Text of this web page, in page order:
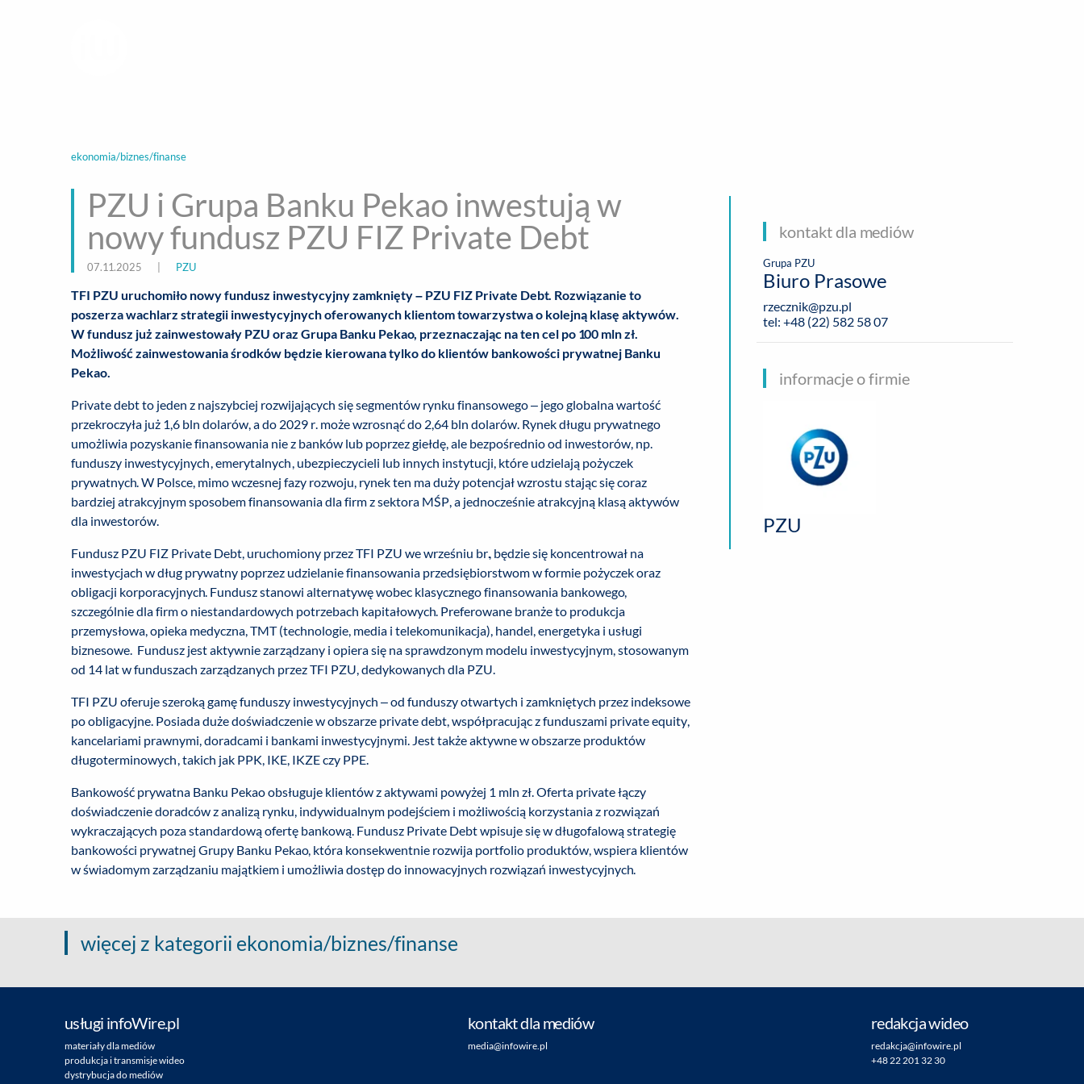
ekonomia/biznes/finanse
PZU i Grupa Banku Pekao inwestują w
nowy fundusz PZU FIZ Private Debt
07.11.2025 PZU
TFI PZU uruchomiło nowy fundusz inwestycyjny zamknięty – PZU FIZ Private Debt. Rozwiązanie to
poszerza wachlarz strategii inwestycyjnych oferowanych klientom towarzystwa o kolejną klasę aktywów.
W fundusz już zainwestowały PZU oraz Grupa Banku Pekao, przeznaczając na ten cel po 100 mln zł.
Możliwość zainwestowania środków będzie kierowana tylko do klientów bankowości prywatnej Banku
Pekao.
Private debt to jeden z najszybciej rozwijających się segmentów rynku finansowego – jego globalna wartość
przekroczyła już 1,6 bln dolarów, a do 2029 r. może wzrosnąć do 2,64 bln dolarów. Rynek długu prywatnego
umożliwia pozyskanie finansowania nie z banków lub poprzez giełdę, ale bezpośrednio od inwestorów, np.
funduszy inwestycyjnych, emerytalnych, ubezpieczycieli lub innych instytucji, które udzielają pożyczek
prywatnych. W Polsce, mimo wczesnej fazy rozwoju, rynek ten ma duży potencjał wzrostu stając się coraz
bardziej atrakcyjnym sposobem finansowania dla firm z sektora MŚP, a jednocześnie atrakcyjną klasą aktywów
dla inwestorów.
Fundusz PZU FIZ Private Debt, uruchomiony przez TFI PZU we wrześniu br., będzie się koncentrował na
inwestycjach w dług prywatny poprzez udzielanie finansowania przedsiębiorstwom w formie pożyczek oraz
obligacji korporacyjnych. Fundusz stanowi alternatywę wobec klasycznego finansowania bankowego,
szczególnie dla firm o niestandardowych potrzebach kapitałowych. Preferowane branże to produkcja
przemysłowa, opieka medyczna, TMT (technologie, media i telekomunikacja), handel, energetyka i usługi
biznesowe. Fundusz jest aktywnie zarządzany i opiera się na sprawdzonym modelu inwestycyjnym, stosowanym
od 14 lat w funduszach zarządzanych przez TFI PZU, dedykowanych dla PZU.
TFI PZU oferuje szeroką gamę funduszy inwestycyjnych – od funduszy otwartych i zamkniętych przez indeksowe
po obligacyjne. Posiada duże doświadczenie w obszarze private debt, współpracując z funduszami private equity,
kancelariami prawnymi, doradcami i bankami inwestycyjnymi. Jest także aktywne w obszarze produktów
długoterminowych, takich jak PPK, IKE, IKZE czy PPE.
Bankowość prywatna Banku Pekao obsługuje klientów z aktywami powyżej 1 mln zł. Oferta private łączy
doświadczenie doradców z analizą rynku, indywidualnym podejściem i możliwością korzystania z rozwiązań
wykraczających poza standardową ofertę bankową. Fundusz Private Debt wpisuje się w długofalową strategię
bankowości prywatnej Grupy Banku Pekao, która konsekwentnie rozwija portfolio produktów, wspiera klientów
w świadomym zarządzaniu majątkiem i umożliwia dostęp do innowacyjnych rozwiązań inwestycyjnych.
kontakt dla mediów
Grupa PZU
Biuro Prasowe
rzecznik@pzu.pl
tel: +48 (22) 582 58 07
informacje o firmie
PZU
więcej z kategorii ekonomia/biznes/finanse
usługi infoWire.pl
materiały dla mediów
produkcja i transmisje wideo
dystrybucja do mediów
kontakt dla mediów
media@infowire.pl
redakcja wideo
redakcja@infowire.pl
+48 22 201 32 30